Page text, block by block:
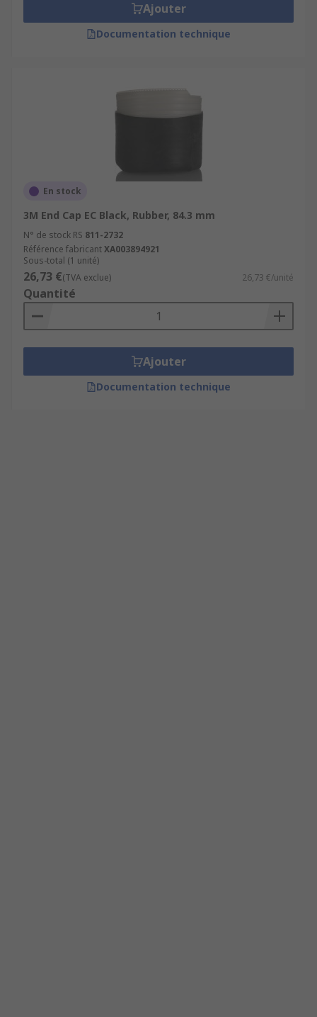
Ajouter
Documentation technique
En stock
3M End Cap EC Black, Rubber, 84.3 mm
N° de stock RS 811-2732
Référence fabricantXA003894921
Sous-total (1 unité)
26,73 €(TVA exclue) 26,73 €/unité
Quantité
Ajouter
Documentation technique